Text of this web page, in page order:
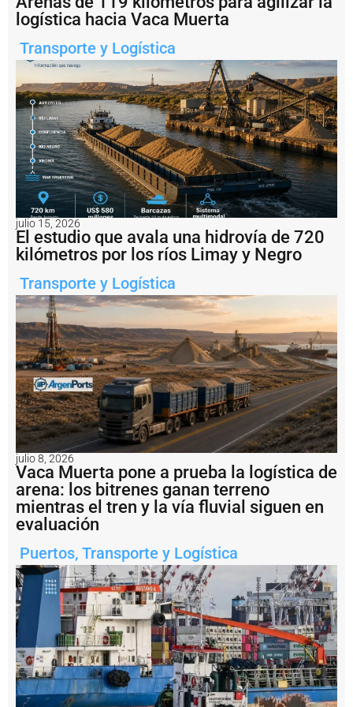
m
p
u
s
o
u
n
a
m
u
lt
a
d
S
D
1
2
m
il
l
o
n
e
s
a
l
b
u
q
u
e
H
a
i
i
a
n
g
2
n
i
m
á
g
logística hacia Vaca Muerta
Transporte y Logística
julio 15, 2026
El estudio que avala una hidrovía de 720
kilómetros por los ríos Limay y Negro
Transporte y Logística
julio 8, 2026
Vaca Muerta pone a prueba la logística de
arena: los bitrenes ganan terreno
mientras el tren y la vía fluvial siguen en
evaluación
Puertos, Transporte y Logística